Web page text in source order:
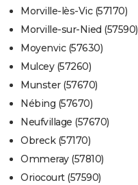
Morville-lès-Vic (57170)
Morville-sur-Nied (57590)
Moyenvic (57630)
Mulcey (57260)
Munster (57670)
Nébing (57670)
Neufvillage (57670)
Obreck (57170)
Ommeray (57810)
Oriocourt (57590)